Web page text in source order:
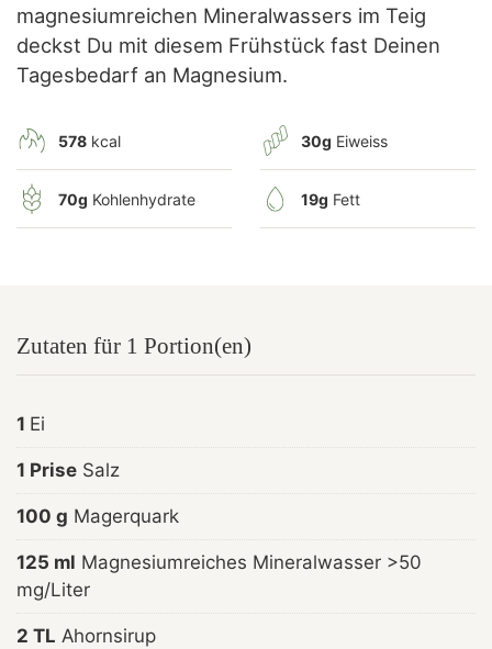
magnesiumreichen Mineralwassers im Teig
deckst Du mit diesem Frühstück fast Deinen
Tagesbedarf an Magnesium.
578 kcal 30g Eiweiss
70g Kohlenhydrate 19g Fett
Zutaten für 1 Portion(en)
1 Ei
1 Prise Salz
100 g Magerquark
125 ml Magnesiumreiches Mineralwasser >50
mg/Liter
2 TL Ahornsirup